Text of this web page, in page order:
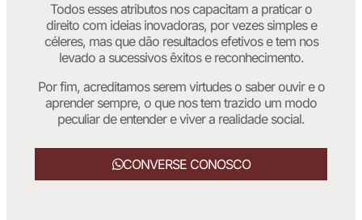
Todos esses atributos nos capacitam a praticar o
direito com ideias inovadoras, por vezes simples e
céleres, mas que dão resultados efetivos e tem nos
levado a sucessivos êxitos e reconhecimento.
Por fim, acreditamos serem virtudes o saber ouvir e o
aprender sempre, o que nos tem trazido um modo
peculiar de entender e viver a realidade social.
CONVERSE CONOSCO